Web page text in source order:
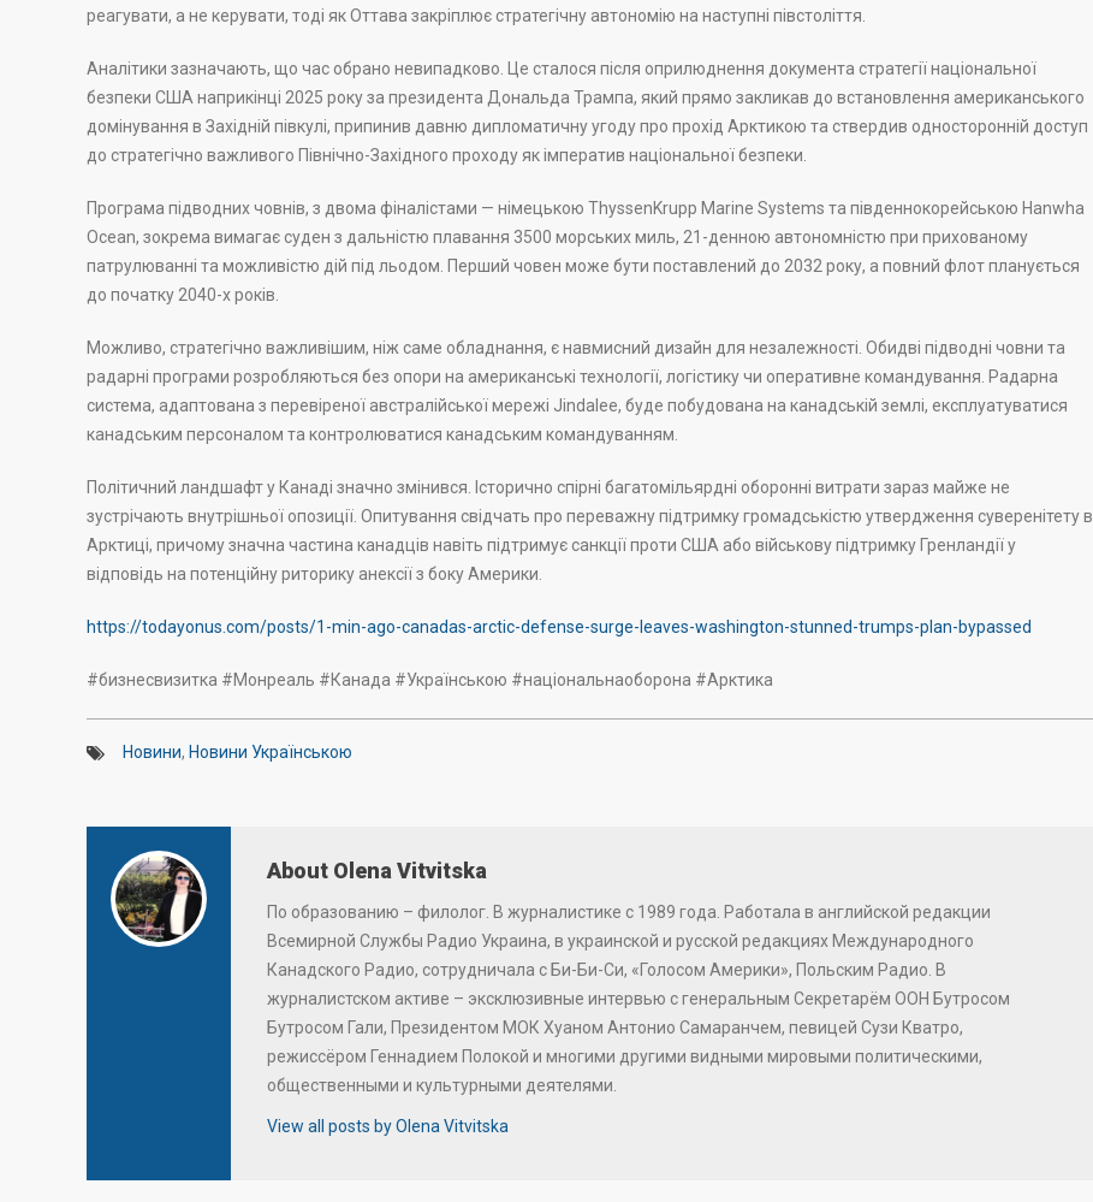
реагувати, а не керувати, тоді як Оттава закріплює стратегічну автономію на наступні півстоліття.
Аналітики зазначають, що час обрано невипадково. Це сталося після оприлюднення документа стратегії національної
безпеки США наприкінці 2025 року за президента Дональда Трампа, який прямо закликав до встановлення американського
домінування в Західній півкулі, припинив давню дипломатичну угоду про прохід Арктикою та ствердив односторонній доступ
до стратегічно важливого Північно-Західного проходу як імператив національної безпеки.
Програма підводних човнів, з двома фіналістами — німецькою ThyssenKrupp Marine Systems та південнокорейською Hanwha
Ocean, зокрема вимагає суден з дальністю плавання 3500 морських миль, 21-денною автономністю при прихованому
патрулюванні та можливістю дій під льодом. Перший човен може бути поставлений до 2032 року, а повний флот планується
до початку 2040-х років.
Можливо, стратегічно важливішим, ніж саме обладнання, є навмисний дизайн для незалежності. Обидві підводні човни та
радарні програми розробляються без опори на американські технології, логістику чи оперативне командування. Радарна
система, адаптована з перевіреної австралійської мережі Jindalee, буде побудована на канадській землі, експлуатуватися
канадським персоналом та контролюватися канадським командуванням.
Політичний ландшафт у Канаді значно змінився. Історично спірні багатомільярдні оборонні витрати зараз майже не
зустрічають внутрішньої опозиції. Опитування свідчать про переважну підтримку громадськістю утвердження суверенітету в
Арктиці, причому значна частина канадців навіть підтримує санкції проти США або військову підтримку Гренландії у
відповідь на потенційну риторику анексії з боку Америки.
https://todayonus.com/posts/1-min-ago-canadas-arctic-defense-surge-leaves-washington-stunned-trumps-plan-bypassed
#бизнесвизитка #Монреаль #Канада #Українською #національнаоборона #Арктика
Новини, Новини Українською
About Olena Vitvitska
По образованию – филолог. В журналистике с 1989 года. Работала в английской редакции
Всемирной Службы Радио Украина, в украинской и русской редакциях Международного
Канадского Радио, сотрудничала с Би-Би-Си, «Голосом Америки», Польским Радио. В
журналистском активе – эксклюзивные интервью с генеральным Секретарём ООН Бутросом
Бутросом Гали, Президентом МОК Хуаном Антонио Самаранчем, певицей Сузи Кватро,
режиссёром Геннадием Полокой и многими другими видными мировыми политическими,
общественными и культурными деятелями.
View all posts by Olena Vitvitska